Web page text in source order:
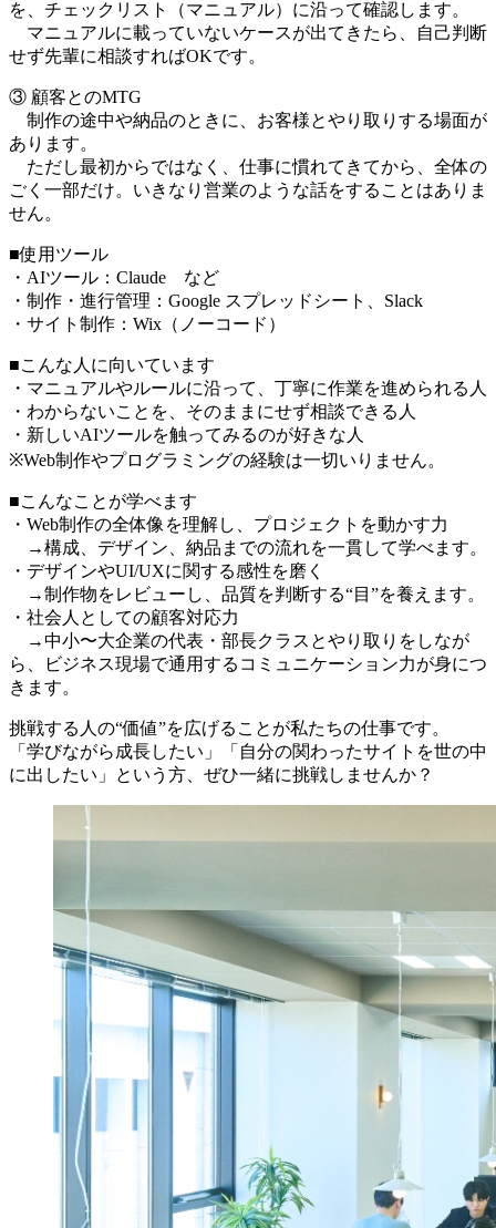
を、チェックリスト（マニュアル）に沿って確認します。
マニュアルに載っていないケースが出てきたら、自己判断
せず先輩に相談すればOKです。
③ 顧客とのMTG
制作の途中や納品のときに、お客様とやり取りする場面が
あります。
ただし最初からではなく、仕事に慣れてきてから、全体の
ごく一部だけ。いきなり営業のような話をすることはありま
せん。
■使用ツール
・AIツール：Claude など
・制作・進行管理：Google スプレッドシート、Slack
・サイト制作：Wix（ノーコード）
■こんな人に向いています
・マニュアルやルールに沿って、丁寧に作業を進められる人
・わからないことを、そのままにせず相談できる人
・新しいAIツールを触ってみるのが好きな人
※Web制作やプログラミングの経験は一切いりません。
■こんなことが学べます
・Web制作の全体像を理解し、プロジェクトを動かす力
→構成、デザイン、納品までの流れを一貫して学べます。
・デザインやUI/UXに関する感性を磨く
→制作物をレビューし、品質を判断する“目”を養えます。
・社会人としての顧客対応力
→中小〜大企業の代表・部長クラスとやり取りをしなが
ら、ビジネス現場で通用するコミュニケーション力が身につ
きます。
挑戦する人の“価値”を広げることが私たちの仕事です。
「学びながら成長したい」「自分の関わったサイトを世の中
に出したい」という方、ぜひ一緒に挑戦しませんか？